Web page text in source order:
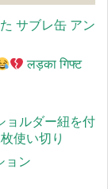
サブレ缶 アン
लड़का गिफ्ट
ョルダー紐を付
使い切り
ョン